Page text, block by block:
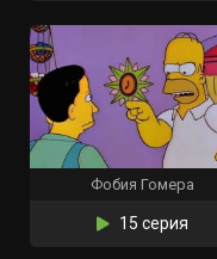
Фобия Гомера
15 серия